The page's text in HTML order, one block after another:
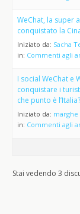
WeChat, la super
conquistato la
Iniziato da: Sacha
in: Commenti agli
I social WeChat e
conquistare i
che punto è l’Italia?
Iniziato da: marghe
in: Commenti agli
Stai vedendo 3